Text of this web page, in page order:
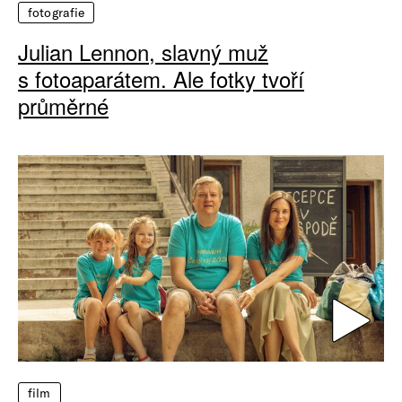
fotografie
Julian Lennon, slavný muž
s fotoaparátem. Ale fotky tvoří
průměrné
film